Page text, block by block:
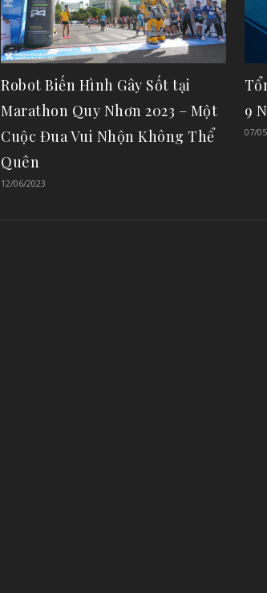
Robot Biến Hình Gây Sốt tại
Marathon Quy Nhơn 2023 – Một
Cuộc Đua Vui Nhộn Không Thể
Quên
12/06/2023
9
07/